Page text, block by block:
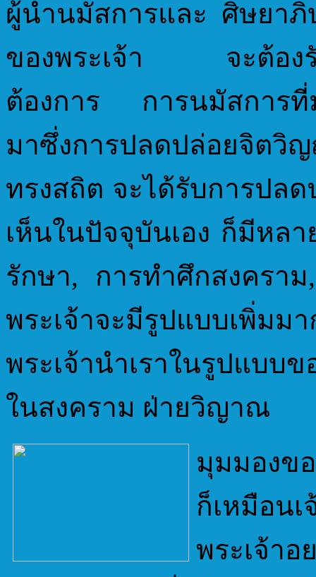
ผู้นำนมัสการและ ศิษยาภิ
ของพระเจ้า จะต้องรั
ต้องการ การนมัสการที่ม
มาซึ่งการปลดปล่อยจิตวิ
ทรงสถิต จะได้รับการป
เห็นในปัจจุบันเอง ก็มีหล
รักษา, การทำศึกสงครา
พระเจ้าจะมีรูปแบบเพิ่
พระเจ้านำเราในรูปแบบข
ในสงคราม ฝ่ายวิญาณ
มุมมองข
ก็เหมือน
พระเจ้าอ